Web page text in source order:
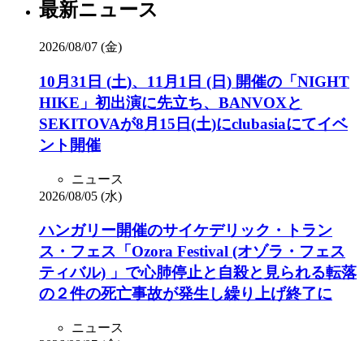
最新ニュース
2026/08/07 (金)
10月31日 (土)、11月1日 (日) 開催の「NIGHT
HIKE」初出演に先立ち、BANVOXと
SEKITOVAが8月15日(土)にclubasiaにてイベ
ント開催
ニュース
2026/08/05 (水)
ハンガリー開催のサイケデリック・トラン
ス・フェス「Ozora Festival (オゾラ・フェス
ティバル) 」で心肺停止と自殺と見られる転落
の２件の死亡事故が発生し繰り上げ終了に
ニュース